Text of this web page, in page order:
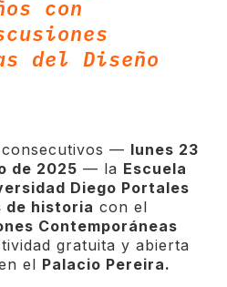
con
del Diseño
— lunes 23
de 2025 — la Escuela
Diego Portales
de historia con el
Contemporáneas
gratuita y abierta
el Palacio Pereira.